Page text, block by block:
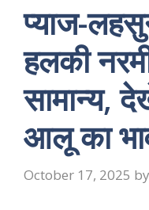
प्याज-
हलकी
सामान्य,
आलू का
October 17, 2025 by